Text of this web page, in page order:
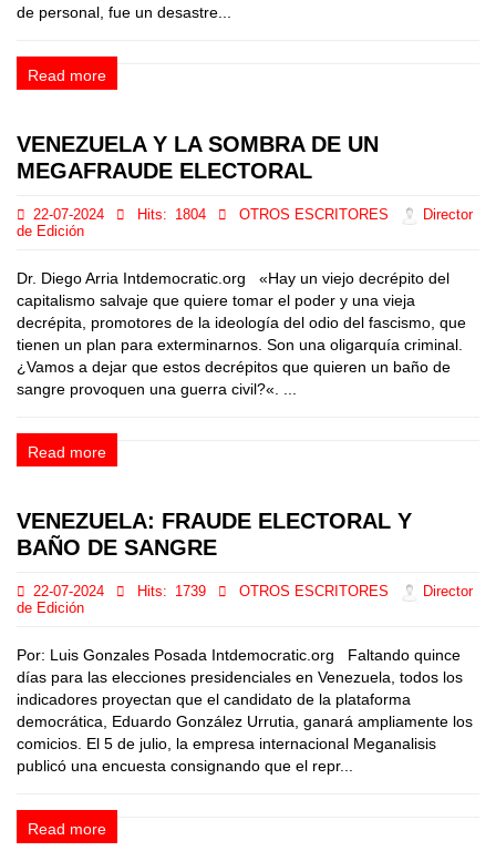
de personal, fue un desastre...
Read more
VENEZUELA Y LA SOMBRA DE UN
MEGAFRAUDE ELECTORAL
22-07-2024 Hits: 1804 OTROS ESCRITORES
Director
de Edición
Dr. Diego Arria Intdemocratic.org «Hay un viejo decrépito del
capitalismo salvaje que quiere tomar el poder y una vieja
decrépita, promotores de la ideología del odio del fascismo, que
tienen un plan para exterminarnos. Son una oligarquía criminal.
¿Vamos a dejar que estos decrépitos que quieren un baño de
sangre provoquen una guerra civil?«. ...
Read more
VENEZUELA: FRAUDE ELECTORAL Y
BAÑO DE SANGRE
22-07-2024 Hits: 1739 OTROS ESCRITORES
Director
de Edición
Por: Luis Gonzales Posada Intdemocratic.org Faltando quince
días para las elecciones presidenciales en Venezuela, todos los
indicadores proyectan que el candidato de la plataforma
democrática, Eduardo González Urrutia, ganará ampliamente los
comicios. El 5 de julio, la empresa internacional Meganalisis
publicó una encuesta consignando que el repr...
Read more